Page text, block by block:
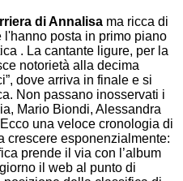
di Annalisa ma ricca di
posta in primo piano
. La cantante ligure, per la
notorietà alla decima
dove arriva in finale e si
Non passano inosservati i
Mario Biondi, Alessandra
una veloce cronologia di
crescere esponenzialmente:
prende il via con l’album
il web al punto di